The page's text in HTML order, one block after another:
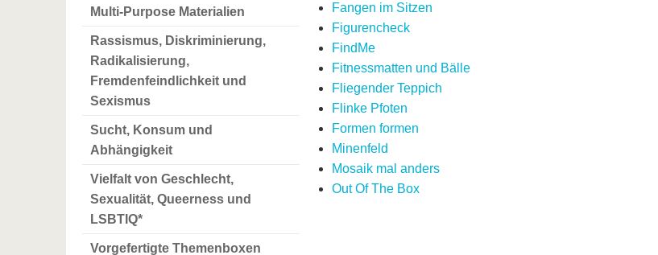
Multi-Purpose Materialien
Rassismus, Diskriminierung,
Radikalisierung,
Fremdenfeindlichkeit und
Sexismus
Sucht, Konsum und
Abhängigkeit
Vielfalt von Geschlecht,
Sexualität, Queerness und
LSBTIQ*
Vorgefertigte Themenboxen
Fangen im Sitzen
Figurencheck
FindMe
Fitnessmatten und Bälle
Fliegender Teppich
Flinke Pfoten
Formen formen
Minenfeld
Mosaik mal anders
Out Of The Box